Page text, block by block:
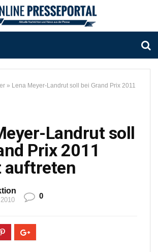
» Lena Meyer-Landrut soll bei Grand Prix 2011
Landrut soll
Prix 2011
auftreten
0